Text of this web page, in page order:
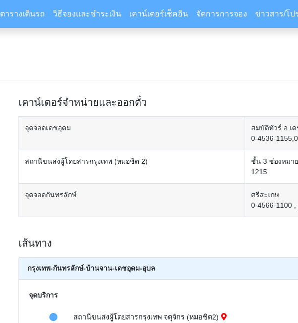
ตารางเดินรถ วิธีจองและชำระเงิน เคาน์เตอร์เช็คอิน จัดการการจอง ข่าวสาร/โ
เคาน์เตอร์จำหน่ายและออกตั๋ว
จุดจอดเดชอุดม
สมบัติทัวร์ อ.เ
0-4536-
สถานีขนส่งผู้โดยสารกรุงเทพ (หมอชิต 2)
ชั้น 3 ช่องหมา
1215
จุดจอดกันทรลักษ์
ศรีสะเกษ
0-4566-1100 ,
เส้นทาง
กรุงเทพ-กันทรลักษ์-บ้านจาน-เดชอุดม-อุบล
จุดบริการ
สถานีขนส่งผู้โดยสารกรุงเทพ จตุจักร (หมอชิต2)